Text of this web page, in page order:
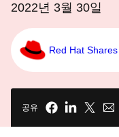
2022년 3월 30일
Red Hat
공유